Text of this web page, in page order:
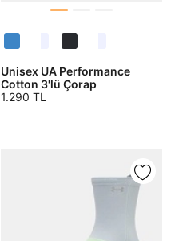
Unisex UA Performance
Cotton 3'lü Çorap
1.290 TL